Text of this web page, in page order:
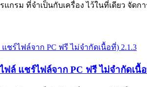
กรม ที่จำเป็นกับเครื่อง ไว้ในที่เดียว จั
ฟล์ แชร์ไฟล์จาก PC ฟรี ไม่จำกัดเนื้